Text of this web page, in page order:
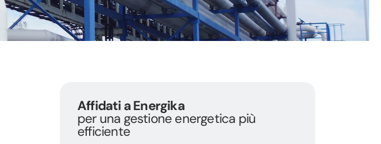
Affidati a Energika
per una gestione energetica più
efficiente